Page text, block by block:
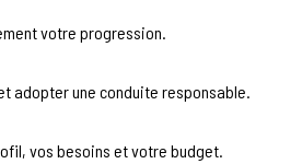
votre progression.
adopter une conduite responsable.
vos besoins et votre budget.